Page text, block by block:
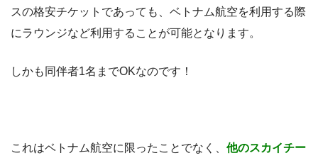
スの格安チケットであっても、ベトナム航空を利用する際
にラウンジなど利用することが可能となります。
しかも同伴者1名までOKなのです！
これはベトナム航空に限ったことでなく、 他のスカイチー